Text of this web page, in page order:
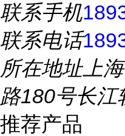
联系手机
联系电话
所在地址上
路180号长江
推荐产品